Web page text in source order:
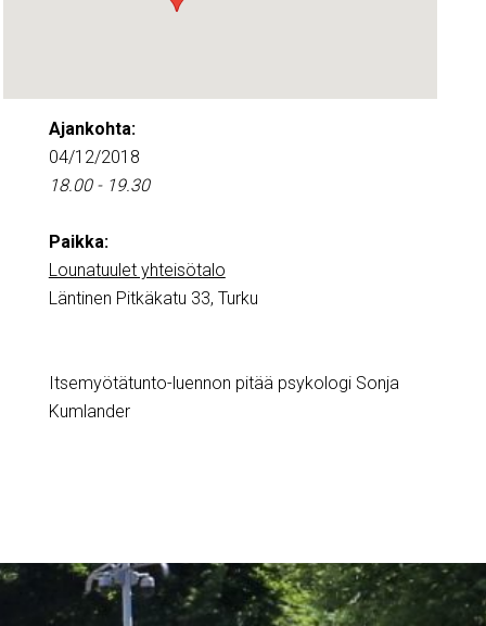
Ajankohta:
04/12/2018
18.00 - 19.30
Paikka:
Lounatuulet yhteisötalo
Läntinen Pitkäkatu 33, Turku
Itsemyötätunto-luennon pitää psykologi Sonja
Kumlander